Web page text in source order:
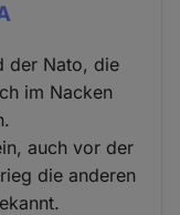
der Nato, die
im Nacken
auch vor der
die anderen